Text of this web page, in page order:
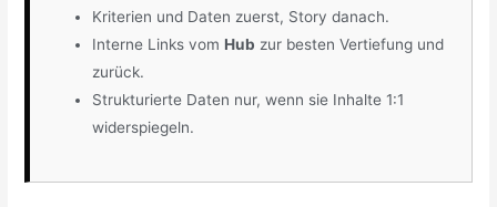
Kriterien und Daten zuerst, Story danach.
Interne Links vomHub zur besten Vertiefung und
zurück.
Strukturierte Daten nur, wenn sie Inhalte 1:1
widerspiegeln.